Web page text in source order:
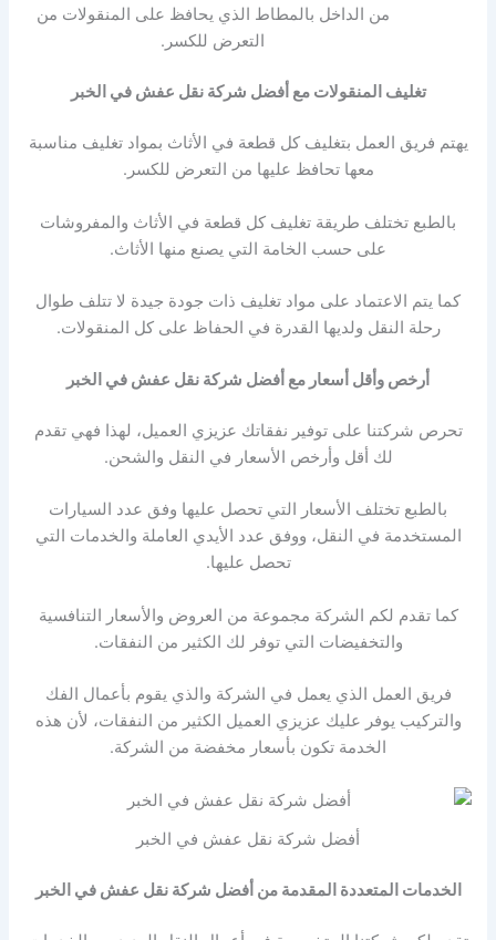
من الداخل بالمطاط الذي يحافظ على المنقولات من
التعرض للكسر.
تغليف المنقولات مع أفضل شركة نقل عفش في الخبر
يهتم فريق العمل بتغليف كل قطعة في الأثاث بمواد تغليف مناسبة
معها تحافظ عليها من التعرض للكسر.
بالطبع تختلف طريقة تغليف كل قطعة في الأثاث والمفروشات
على حسب الخامة التي يصنع منها الأثاث.
كما يتم الاعتماد على مواد تغليف ذات جودة جيدة لا تتلف طوال
رحلة النقل ولديها القدرة في الحفاظ على كل المنقولات.
أرخص وأقل أسعار مع أفضل شركة نقل عفش في الخبر
تحرص شركتنا على توفير نفقاتك عزيزي العميل، لهذا فهي تقدم
لك أقل وأرخص الأسعار في النقل والشحن.
بالطبع تختلف الأسعار التي تحصل عليها وفق عدد السيارات
المستخدمة في النقل، ووفق عدد الأيدي العاملة والخدمات التي
تحصل عليها.
كما تقدم لكم الشركة مجموعة من العروض والأسعار التنافسية
والتخفيضات التي توفر لك الكثير من النفقات.
فريق العمل الذي يعمل في الشركة والذي يقوم بأعمال الفك
والتركيب يوفر عليك عزيزي العميل الكثير من النفقات، لأن هذه
الخدمة تكون بأسعار مخفضة من الشركة.
أفضل شركة نقل عفش في الخبر
الخدمات المتعددة المقدمة من أفضل شركة نقل عفش في الخبر